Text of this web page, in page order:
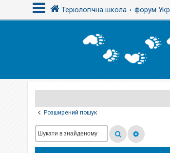
Теріологічна школа форум
Розширений пошук